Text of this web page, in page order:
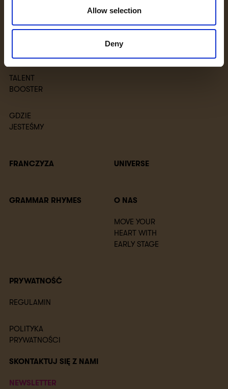
Allow selection
Deny
PRAKTYK
TALENT
BOOSTER
GDZIE
JESTEŚMY
FRANCZYZA UNIVERSE
GRAMMAR RHYMES O NAS
MOVE YOUR
HEART WITH
EARLY STAGE
PRYWATNOŚĆ
REGULAMIN
POLITYKA
PRYWATNOŚCI
SKONTAKTUJ SIĘ Z NAMI
NEWSLETTER